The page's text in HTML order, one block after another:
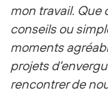
mon travail. Que
conseils ou
moments
projets
rencontrer de